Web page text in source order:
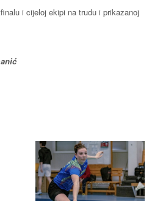
i cijeloj ekipi na trudu i prikazanoj